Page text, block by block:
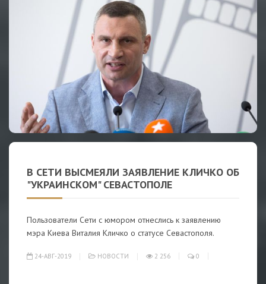
В СЕТИ ВЫСМЕЯЛИ ЗАЯВЛЕНИЕ КЛИЧКО ОБ
"УКРАИНСКОМ" СЕВАСТОПОЛЕ
Пользователи Сети с юмором отнеслись к заявлению
мэра Киева Виталия Кличко о статусе Севастополя.
24-АВГ-2019 НОВОСТИ 2 256 0